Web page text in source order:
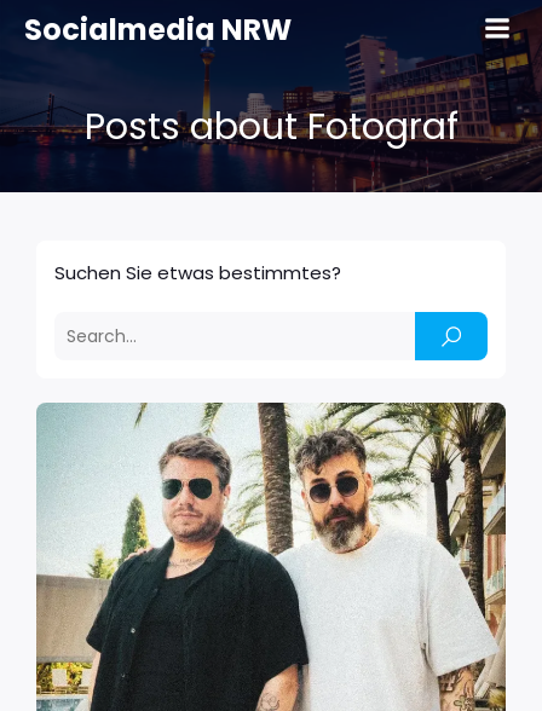
Socialmedia NRW
Posts about Fotograf
Suchen Sie etwas bestimmtes?